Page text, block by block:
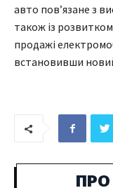
авто пов’язане з
також із
продажі
встановивши